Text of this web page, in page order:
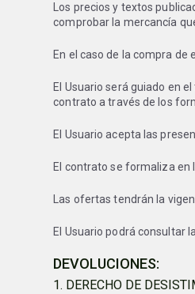
Los precios y textos
comprobar la mercancía
En el caso de la compra
El Usuario será guiado en
contrato a través de los
El Usuario acepta las
El contrato se formaliza en
Las ofertas tendrán la
El Usuario podrá consultar
DEVOLUCIONES:
1. DERECHO DE